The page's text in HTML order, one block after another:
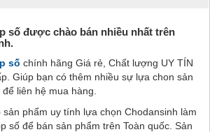
số được chào bán nhiều nhất trên
số chính hãng Giá rẻ, Chất lượng UY TÍN
Giúp bạn có thêm nhiều sự lựa chon sản
để liên hệ mua hàng.
sản phẩm uy tính lựa chọn Chodansinh làm
số để bán sản phẩm trên Toàn quốc. Sản